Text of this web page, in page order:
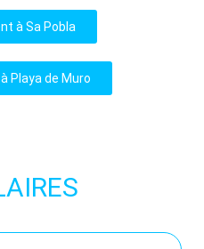
à Sa Pobla
Playa de Muro